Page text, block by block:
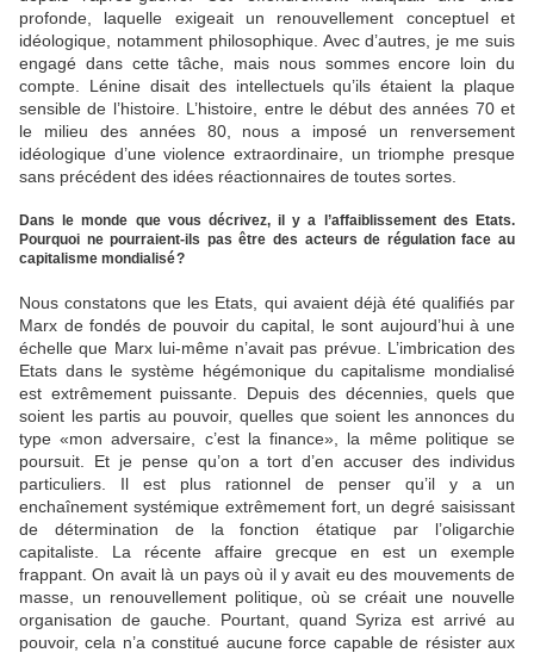
profonde, laquelle exigeait un renouvellement conceptuel et
idéologique, notamment philosophique. Avec d’autres, je me suis
engagé dans cette tâche, mais nous sommes encore loin du
compte. Lénine disait des intellectuels qu’ils étaient la plaque
sensible de l’histoire. L’histoire, entre le début des années 70 et
le milieu des années 80, nous a imposé un renversement
idéologique d’une violence extraordinaire, un triomphe presque
sans précédent des idées réactionnaires de toutes sortes.
Dans le monde que vous décrivez, il y a l’affaiblissement des Etats.
Pourquoi ne pourraient-ils pas être des acteurs de régulation face au
capitalisme mondialisé ?
Nous constatons que les Etats, qui avaient déjà été qualifiés par
Marx de fondés de pouvoir du capital, le sont aujourd’hui à une
échelle que Marx lui-même n’avait pas prévue. L’imbrication des
Etats dans le système hégémonique du capitalisme mondialisé
est extrêmement puissante. Depuis des décennies, quels que
soient les partis au pouvoir, quelles que soient les annonces du
type «mon adversaire, c’est la finance», la même politique se
poursuit. Et je pense qu’on a tort d’en accuser des individus
particuliers. Il est plus rationnel de penser qu’il y a un
enchaînement systémique extrêmement fort, un degré saisissant
de détermination de la fonction étatique par l’oligarchie
capitaliste. La récente affaire grecque en est un exemple
frappant. On avait là un pays où il y avait eu des mouvements de
masse, un renouvellement politique, où se créait une nouvelle
organisation de gauche. Pourtant, quand Syriza est arrivé au
pouvoir, cela n’a constitué aucune force capable de résister aux